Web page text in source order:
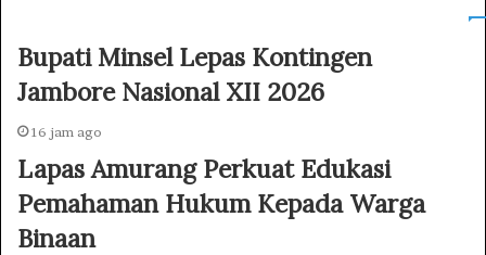
Bupati Minsel Lepas Kontingen
Jambore Nasional XII 2026
16 jam ago
Lapas Amurang Perkuat Edukasi
Pemahaman Hukum Kepada Warga
Binaan